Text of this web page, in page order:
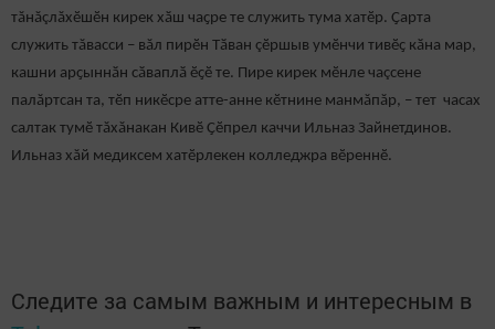
тăнăçлăхӗшӗн кирек хӑш чаҫре те служить тума хатӗр. Ҫарта
служить тăвасси – вăл пирӗн Тӑван çӗршыв умӗнчи тивӗҫ кӑна мар,
кашни арҫыннӑн сӑваплӑ ӗҫӗ те. Пире кирек мӗнле чаçсене
палăртсан та, тӗп никӗсре атте-анне кӗтнине манмăпăр, – тет часах
салтак тумӗ тăхăнакан Кивӗ Ҫӗпрел каччи Ильназ Зайнетдинов.
Ильназ хăй медиксем хатӗрлекен колледжра вӗреннӗ.
Следите за самым важным и интересным в